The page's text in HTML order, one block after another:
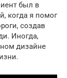
был в
когда я помог
создав
Иногда,
дизайне